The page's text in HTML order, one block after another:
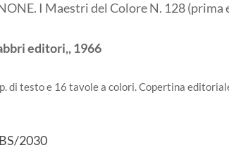
I Maestri del Colore N. 128
editori,,1966
di testo e 16 tavole a colori. Copertina
BS/2030